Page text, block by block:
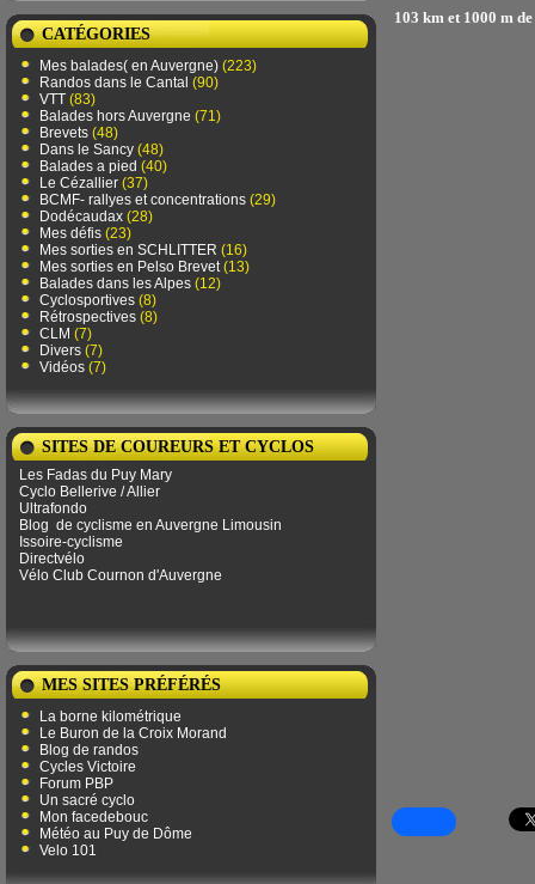
CATÉGORIES
Mes balades( en Auvergne) (223)
Randos dans le Cantal (90)
VTT (83)
Balades hors Auvergne (71)
Brevets (48)
Dans le Sancy (48)
Balades a pied (40)
Le Cézallier (37)
BCMF- rallyes et concentrations (29)
Dodécaudax (28)
Mes défis (23)
Mes sorties en SCHLITTER (16)
Mes sorties en Pelso Brevet(13)
Balades dans les Alpes (12)
Cyclosportives (8)
Rétrospectives (8)
CLM (7)
Divers (7)
Vidéos (7)
SITES DE COUREURS ET CYCLOS
Les Fadas du Puy Mary
Cyclo Bellerive / Allier
Ultrafondo
Blog de ​​cyclisme en Auvergne Limousin
Issoire-cyclisme
Directvélo
Vélo Club Cournon d'Auvergne
MES SITES PRÉFÉRÉS
La borne kilométrique
Le Buron de la Croix Morand
Blog de randos
Cycles Victoire
Forum PBP
Un sacré cyclo
Mon facedebouc
Météo au Puy de Dôme
Velo 101
103 km et 1000 m